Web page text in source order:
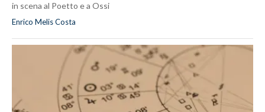
in scena al Poetto e a Ossi
Enrico Melis Costa